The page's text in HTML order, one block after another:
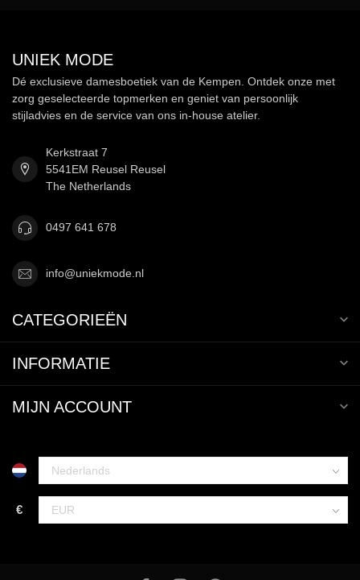
UNIEK MODE
Dé exclusieve damesboetiek van de Kempen. Ontdek onze met
zorg geselecteerde topmerken en geniet van persoonlijk
stijladvies en de service van ons in-house atelier.
Kerkstraat 7
5541EM Reusel Reusel
The Netherlands
0497 641 678
info@uniekmode.nl
CATEGORIEËN
INFORMATIE
MIJN ACCOUNT
€